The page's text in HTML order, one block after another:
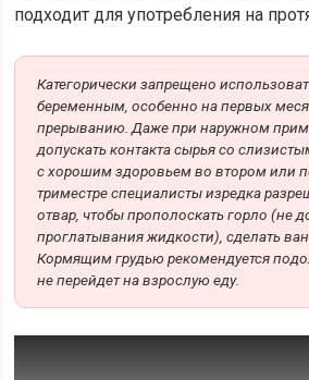
подходит для употребления на
Категорически запрещено
беременным, особенно на первых
прерыванию. Даже при наружном
допускать контакта сырья со
с хорошим здоровьем во втором или
триместре специалисты изредка
отвар, чтобы прополоскать горло (не
проглатывания жидкости), сделать
Кормящим грудью рекомендуется
не перейдет на взрослую еду.